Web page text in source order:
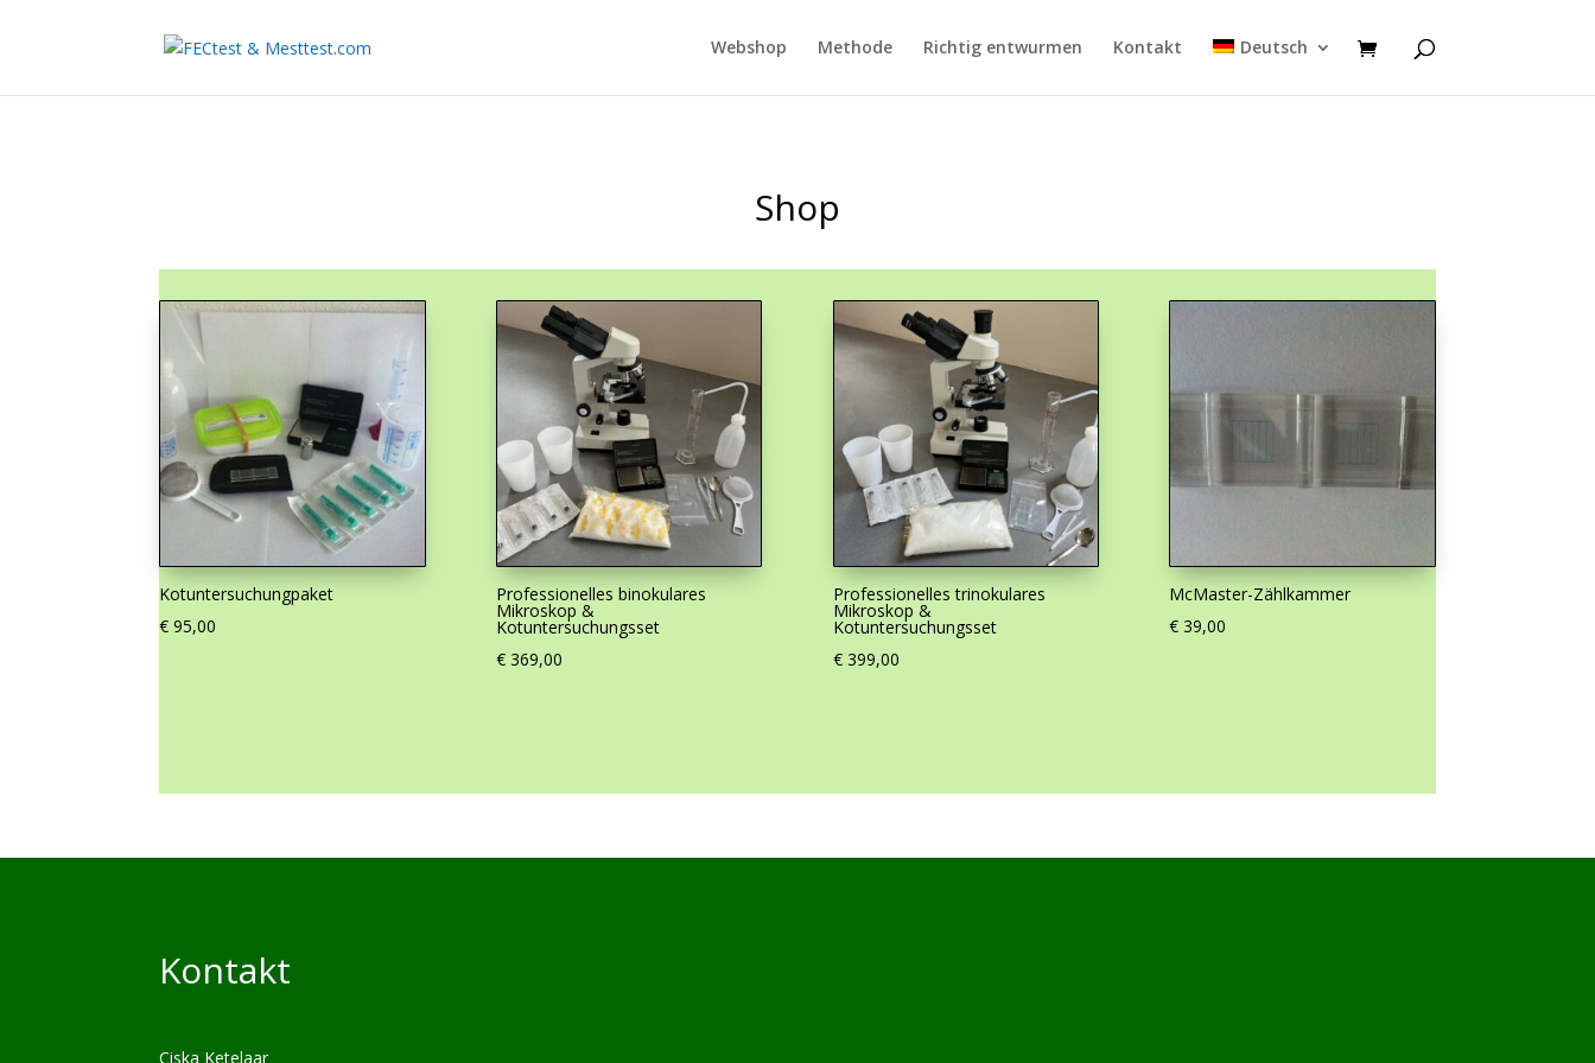
Webshop Methode Richtig entwurmen Kontakt Deutsch
Shop
Kotuntersuchungpaket
€ 95,00
Professionelles binokulares
Mikroskop &
Kotuntersuchungsset
€369,00
Professionelles trinokulares
Mikroskop &
Kotuntersuchungsset
€399,00
McMaster-Zählkammer
€ 39,00
Kontakt
Ciska Ketelaar